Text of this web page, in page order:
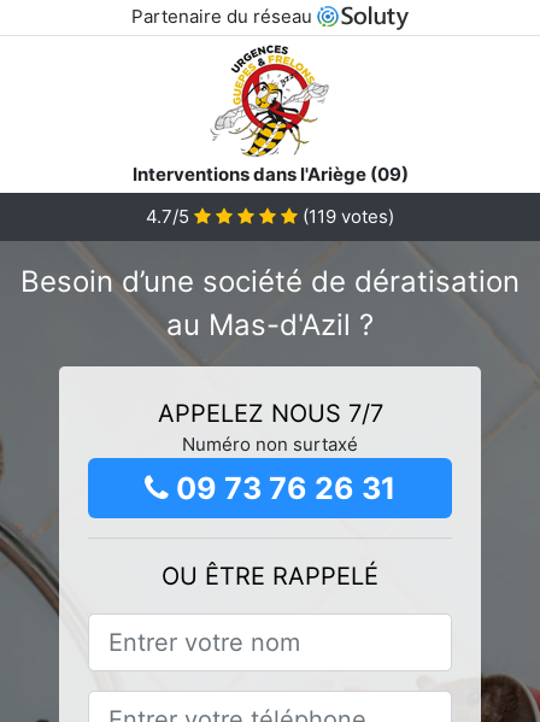
Partenaire du réseau
Interventions dans l'Ariège (09)
4.7/5
(119 votes)
Besoin d’une société de dératisation
au Mas-d'Azil ?
APPELEZ NOUS 7/7
Numéro non surtaxé
09 73 76 26 31
OU ÊTRE RAPPELÉ